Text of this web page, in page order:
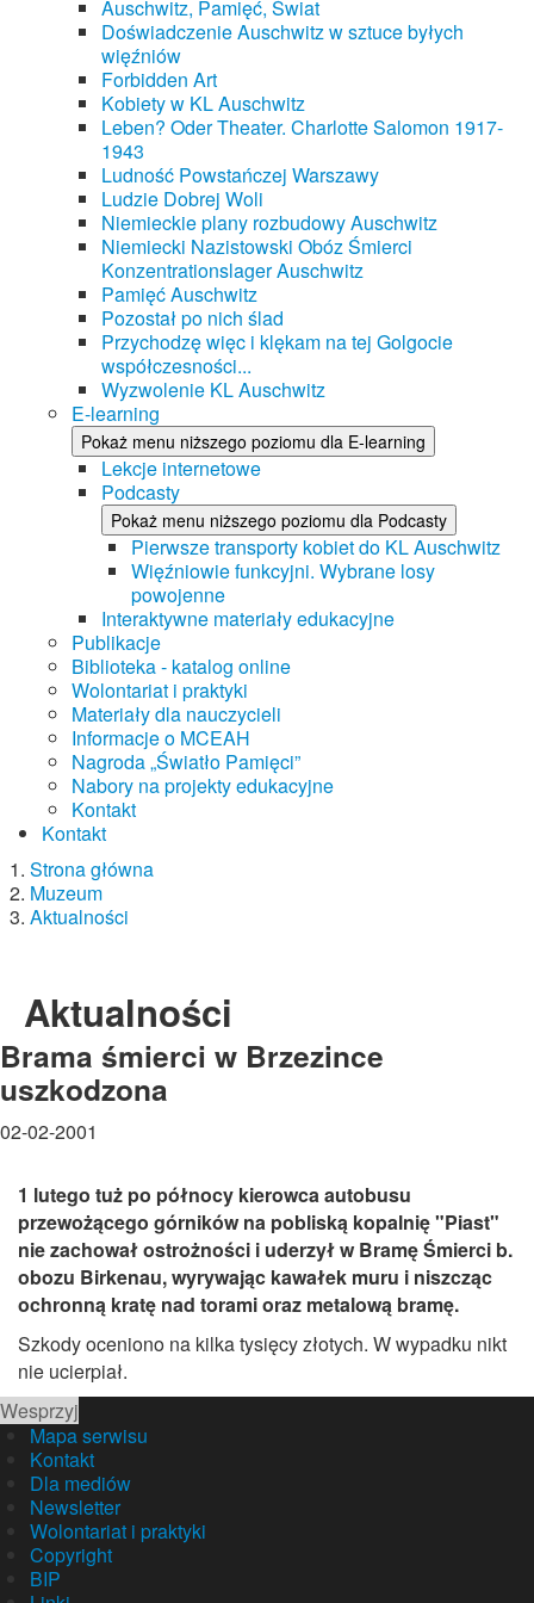
Auschwitz, Pamięć, Świat
Doświadczenie Auschwitz w sztuce byłych
więźniów
Forbidden Art
Kobiety w KL Auschwitz
Leben? Oder Theater. Charlotte Salomon 1917-
1943
Ludność Powstańczej Warszawy
Ludzie Dobrej Woli
Niemieckie plany rozbudowy Auschwitz
Niemiecki Nazistowski Obóz Śmierci
Konzentrationslager Auschwitz
Pamięć Auschwitz
Pozostał po nich ślad
Przychodzę więc i klękam na tej Golgocie
współczesności...
Wyzwolenie KL Auschwitz
E-learning
Pokaż menu niższego poziomu dla E-learning
Lekcje internetowe
Podcasty
Pokaż menu niższego poziomu dla Podcasty
Pierwsze transporty kobiet do KL Auschwitz
Więźniowie funkcyjni. Wybrane losy
powojenne
Interaktywne materiały edukacyjne
Publikacje
Biblioteka - katalog online
Wolontariat i praktyki
Materiały dla nauczycieli
Informacje o MCEAH
Nagroda „Światło Pamięci”
Nabory na projekty edukacyjne
Kontakt
Kontakt
Strona główna
Muzeum
Aktualności
Aktualności
Brama śmierci w Brzezince
uszkodzona
02-02-2001
1 lutego tuż po północy kierowca autobusu
przewożącego górników na pobliską kopalnię "Piast"
nie zachował ostrożności i uderzył w Bramę Śmierci b.
obozu Birkenau, wyrywając kawałek muru i niszcząc
ochronną kratę nad torami oraz metalową bramę.
Szkody oceniono na kilka tysięcy złotych. W wypadku nikt
nie ucierpiał.
Wesprzyj
Mapa serwisu
Kontakt
Dla mediów
Newsletter
Wolontariat i praktyki
Copyright
BIP